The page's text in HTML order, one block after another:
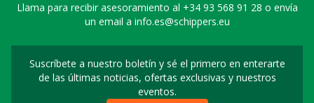
Llama para recibir asesoramiento al +34 93 568 91 28 o envía
un email a info.es@schippers.eu
Suscríbete a nuestro boletín y sé el primero en enterarte
de las últimas noticias, ofertas exclusivas y nuestros
eventos.
Suscripción a nuestro